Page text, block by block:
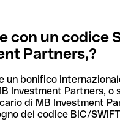
con un codice
Partners,?
un bonifico
Investment Partners, o
di MB Investment
del codice BIC/